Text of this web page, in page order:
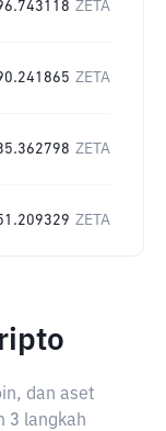
ZETA
ZETA
ZETA
ZETA
dan aset
3 langkah